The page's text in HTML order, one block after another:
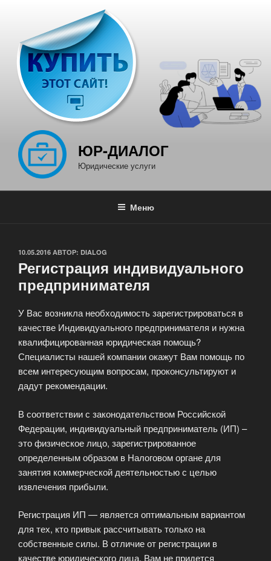
содержимому
ЮР-ДИАЛОГ
Юридические услуги
Меню
ОПУБЛИКОВАНО
10.05.2016 АВТОР: DIALOG
Регистрация индивидуального
предпринимателя
У Вас возникла необходимость зарегистрироваться в
качестве Индивидуального предпринимателя и нужна
квалифицированная юридическая помощь?
Специалисты нашей компании окажут Вам помощь по
всем интересующим вопросам, проконсультируют и
дадут рекомендации.
В соответствии с законодательством Российской
Федерации, индивидуальный предприниматель (ИП) –
это физическое лицо, зарегистрированное
определенным образом в Налоговом органе для
занятия коммерческой деятельностью с целью
извлечения прибыли.
Регистрация ИП — является оптимальным вариантом
для тех, кто привык рассчитывать только на
собственные силы. В отличие от регистрации в
качестве юридического лица, Вам не придется